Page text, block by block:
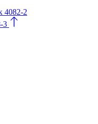
4082-2
3